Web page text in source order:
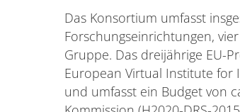
Das Konsortium umfasst
Forschungseinrichtungen,
Gruppe. Das dreijährige EU-
European Virtual Institute for
und umfasst ein Budget von